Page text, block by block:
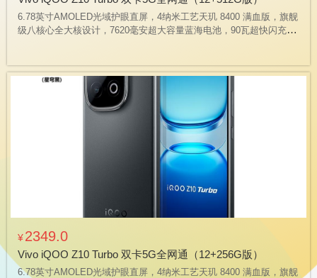
6.78英寸AMOLED光域护眼直屏，4纳米工艺天玑 8400 满血版，旗舰
级八核心全大核设计，7620毫安超大容量蓝海电池，90瓦超快闪充，
¥2349.0
Vivo iQOO Z10 Turbo 双卡5G全网通（12+256G版）
6.78英寸AMOLED光域护眼直屏，4纳米工艺天玑 8400 满血版，旗舰